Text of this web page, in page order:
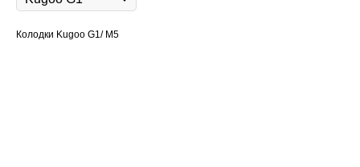
Колодки Kugoo G1/ M5